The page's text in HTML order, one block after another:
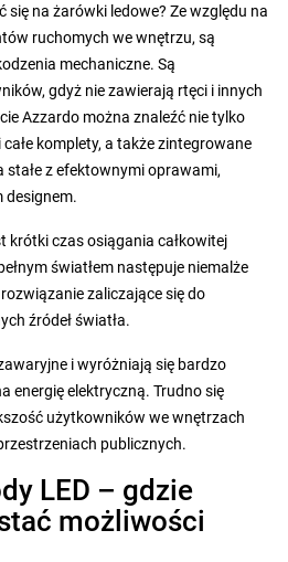
się na żarówki ledowe? Ze względu na
ruchomych we wnętrzu, są
mechaniczne. Są
gdyż nie zawierają rtęci i innych
Azzardo można znaleźć nie tylko
komplety, a także zintegrowane
stałe z efektownymi oprawami,
designem.
krótki czas osiągania całkowitej
światłem następuje niemalże
zaliczające się do
źródeł światła.
i wyróżniają się bardzo
energię elektryczną. Trudno się
użytkowników we wnętrzach
publicznych.
LED – gdzie
możliwości